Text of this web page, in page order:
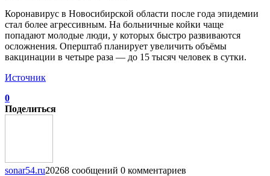
Коронавирус в Новосибирской области после года эпидемии
стал более агрессивным. На больничные койки чаще
попадают молодые люди, у которых быстро развиваются
осложнения. Оперштаб планирует увеличить объёмы
вакцинации в четыре раза — до 15 тысяч человек в сутки.
Источник
0
Поделиться
sonar54.ru20268 сообщений 0 комментариев